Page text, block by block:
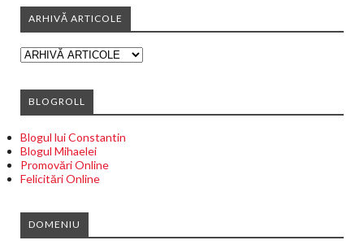
ARHIVĂ ARTICOLE
BLOGROLL
Blogul lui Constantin
Blogul Mihaelei
Promovări Online
Felicitări Online
DOMENIU